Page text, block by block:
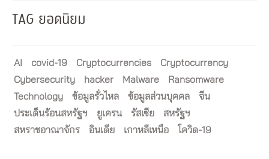
TAG ยอดนิยม
AI covid-19 Cryptocurrencies
Cryptocurrency
Cybersecurity
hacker Malware
Ransomware
Technology
ข้อมูลรั่วไหล ข้อมูลส่วนบุคคล
จีน
ประเด็นร้อนสหรัฐฯ
ยูเครน รัสเซีย
สหรัฐฯ
สหราชอาณาจักร
อินเดีย เกาหลีเหนือ โควิด-19